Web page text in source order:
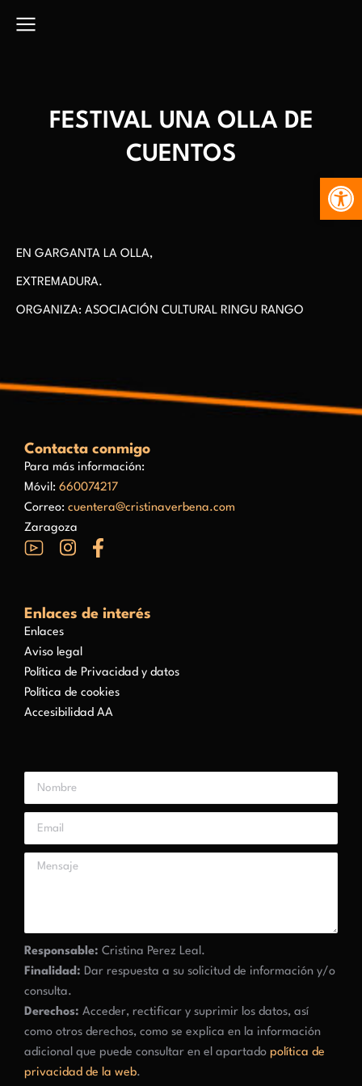
FESTIVAL UNA OLLA DE
CUENTOS
EN GARGANTA LA OLLA,
EXTREMADURA.
ORGANIZA: ASOCIACIÓN CULTURAL RINGU RANGO
Contacta conmigo
Para más información:
Móvil: 660074217
Correo: cuentera@cristinaverbena.com
Zaragoza
Enlaces de interés
Enlaces
Aviso legal
Política de Privacidad y datos
Política de cookies
Accesibilidad AA
Responsable: Cristina Perez Leal.
Finalidad: Dar respuesta a su solicitud de información y/o
consulta.
Derechos: Acceder, rectificar y suprimir los datos, así
como otros derechos, como se explica en la información
adicional que puede consultar en el apartado política de
privacidad de la web.